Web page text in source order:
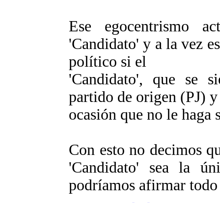
Ese egocentrismo
'Candidato' y a la vez
político si el
'Candidato', que se
partido de origen (PJ)
ocasión que no le haga
Con esto no decimos
'Candidato' sea la
podríamos afirmar